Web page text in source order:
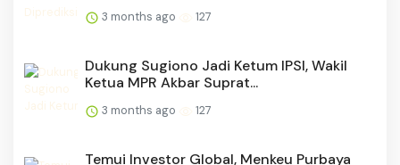
3 months ago 127
Dukung Sugiono Jadi Ketum IPSI, Wakil
Ketua MPR Akbar Suprat...
3 months ago 127
Temui Investor Global, Menkeu Purbaya